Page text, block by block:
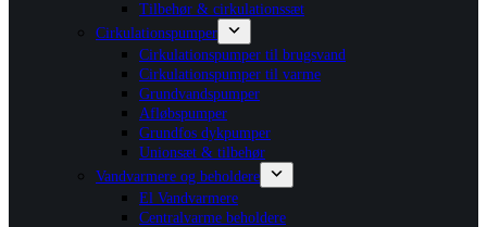
Tilbehør & cirkulationssæt
Cirkulationspumper
Cirkulationspumper til brugsvand
Cirkulationspumper til varme
Grundvandspumper
Afløbspumper
Grundfos dykpumper
Unionsæt & tilbehør
Vandvarmere og beholdere
El Vandvarmere
Centralvarme beholdere